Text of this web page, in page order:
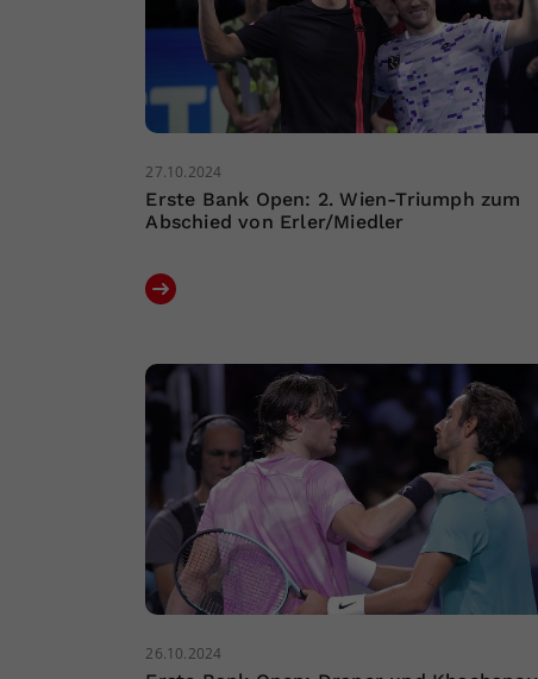
27.10.2024
Erste Bank Open: 2. Wien-Triumph zum
Abschied von Erler/Miedler
26.10.2024